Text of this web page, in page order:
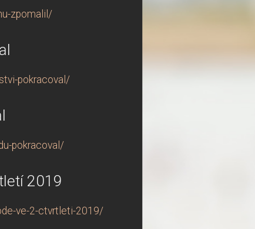
zpomalil/
pokracoval/
pokracoval/
2019
ve-2-ctvrtleti-2019/